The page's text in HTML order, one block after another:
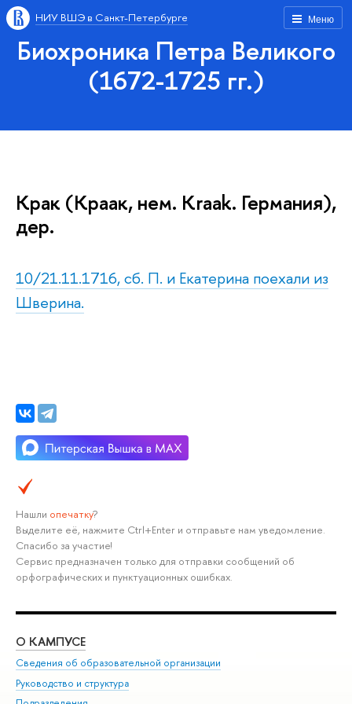
Меню
НИУ ВШЭ в Санкт-Петербурге
Биохроника Петра Великого
(1672-1725 гг.)
Крак (Краак, нем. Kraak. Германия),
дер.
10/21.11.1716, сб. П. и Екатерина поехали из
Шверина.
Нашли опечатку?
Выделите её, нажмите Ctrl+Enter и отправьте нам уведомление.
Спасибо за участие!
Сервис предназначен только для отправки сообщений об
орфографических и пунктуационных ошибках.
О КАМПУСЕ
Сведения об образовательной организации
Руководство и структура